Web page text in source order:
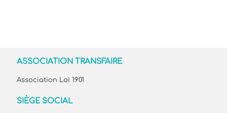
ASSOCIATION TRANSFAIRE
Association Loi 1901
SIÈGE SOCIAL